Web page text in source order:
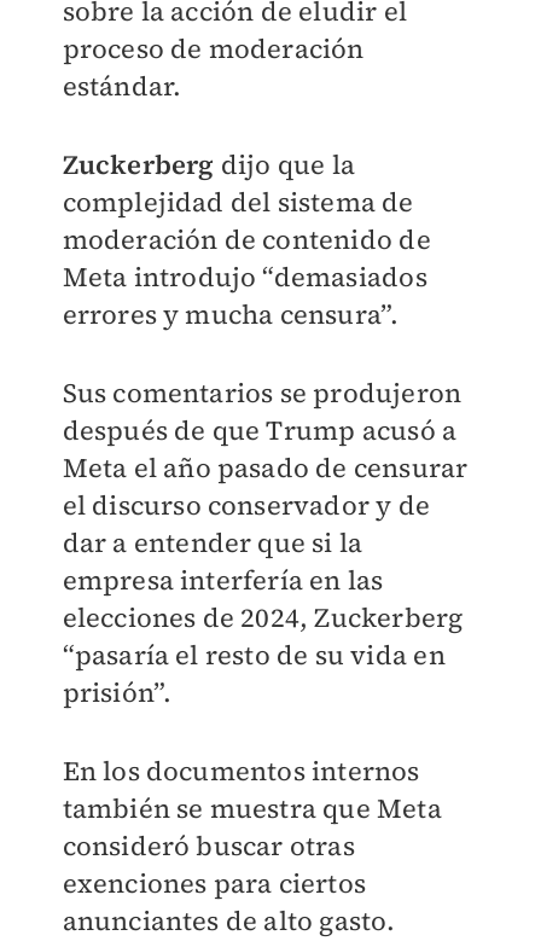
sobre la acción de eludir el
proceso de moderación
estándar.
Zuckerberg dijo que la
complejidad del sistema de
moderación de contenido de
Meta introdujo “demasiados
errores y mucha censura”.
Sus comentarios se produjeron
después de que Trump acusó a
Meta el año pasado de censurar
el discurso conservador y de
dar a entender que si la
empresa interfería en las
elecciones de 2024, Zuckerberg
“pasaría el resto de su vida en
prisión”.
En los documentos internos
también se muestra que Meta
consideró buscar otras
exenciones para ciertos
anunciantes de alto gasto.